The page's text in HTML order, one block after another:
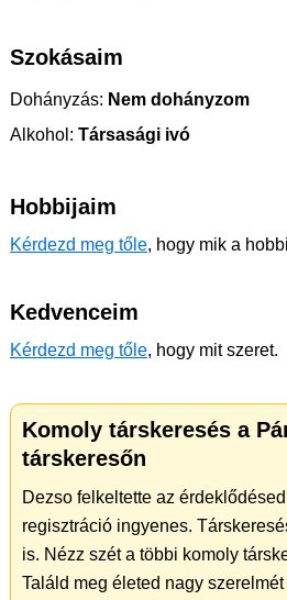
Szokásaim
Dohányzás: Nem dohányzom
Alkohol: Társasági ivó
Hobbijaim
Kérdezd meg tőle, hogy mik a
Kedvenceim
Kérdezd meg tőle, hogy mit szeret.
Komoly társkeresés a
társkeresőn
Dezso felkeltette az
regisztráció ingyenes.
is. Nézz szét a többi komoly
Találd meg életed nagy